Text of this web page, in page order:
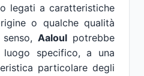
legati a caratteristiche
o qualche qualità
Aaloul potrebbe
specifico, a una
particolare degli